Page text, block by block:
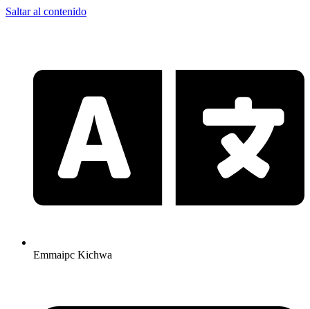
Saltar al contenido
Emmaipc Kichwa